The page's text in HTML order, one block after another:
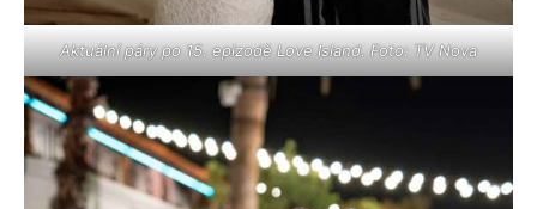
Aktuální páry po 15. epizodě Love Island. Foto: TV Nova